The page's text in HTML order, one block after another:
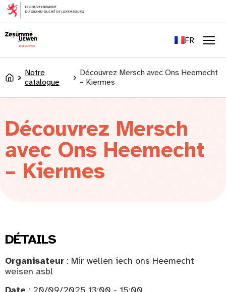
principal
FR
LU
Accueil
Notre
catalogue
Découvrez Mersch avec Ons Heemecht
– Kiermes
Découvrez Mersch
avec Ons Heemecht
– Kiermes
DÉTAILS
Organisateur : Mir wëllen iech ons Heemecht
weisen asbl